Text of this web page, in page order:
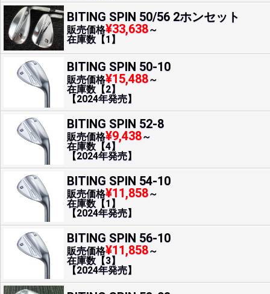
BITING SPIN 50/56 2ホンセット
販売価格¥33,638～
在庫数【1】
BITING SPIN 50-10
販売価格¥15,488～
在庫数【2】
【2024年発売】
BITING SPIN 52-8
販売価格¥9,438～
在庫数【4】
【2024年発売】
BITING SPIN 54-10
販売価格¥11,858～
在庫数【1】
【2024年発売】
BITING SPIN 56-10
販売価格¥11,858～
在庫数【3】
【2024年発売】